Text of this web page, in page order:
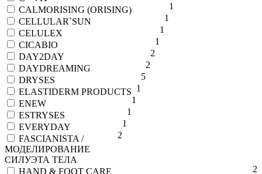
1
CALMORISING (ORISING)
1
CELLULAR`SUN
1
CELULEX
1
CICABIO
2
DAY2DAY
2
DAYDREAMING
5
DRYSES
1
ELASTIDERM PRODUCTS
1
ENEW
1
ESTRYSES
1
EVERYDAY
2
FASCIANISTA /
МОДЕЛИРОВАНИЕ
СИЛУЭТА ТЕЛА
2
HAND & FOOT CARE